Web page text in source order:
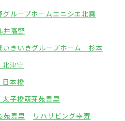
ループホームエニシエ北巽
井高野
いきいきグループホーム 杉本
津守
本橋
子橋萌芽苑豊里
苑豊里
リハリビング幸寿